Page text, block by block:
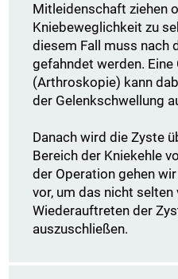
Mitleidenschaft ziehen
Kniebeweglichkeit zu
diesem Fall muss nach
gefahndet werden.
(Arthroskopie) kann
der Gelenkschwellung
Danach wird die Zyste
Bereich der Kniekehle
der Operation gehen
vor, um das nicht
Wiederauftreten der
auszuschließen.